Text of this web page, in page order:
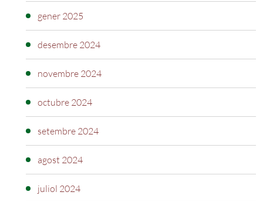
gener 2025
desembre 2024
novembre 2024
octubre 2024
setembre 2024
agost 2024
juliol 2024